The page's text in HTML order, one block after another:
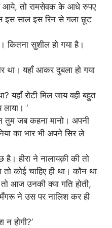
आये, तो रामसेवक के आधे रुपए
इस साल इस रिन से गला छूट
कितना सुशील हो गया है।
था। यहाँ आकर दुबला हो गया
यहाँ रोटी मिल जाय वही बहुत
‘
तुम जब कहना मानो। अपनी
का भार भी अपने सिर ले
है। हीरा ने नालायक़ी की तो
कोई चाहिए ही था। कौन था
आज उनकी क्या गति होती,
ने उस पर नालिश कर ही
न होगी?’